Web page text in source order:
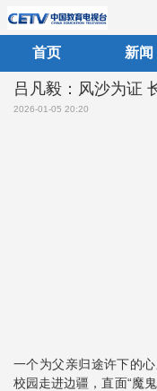
首页 新闻
吕凡毅：风沙为证
2026-01-05 20:20
一个为父亲归途许下的
校园走进边疆，直面“魔